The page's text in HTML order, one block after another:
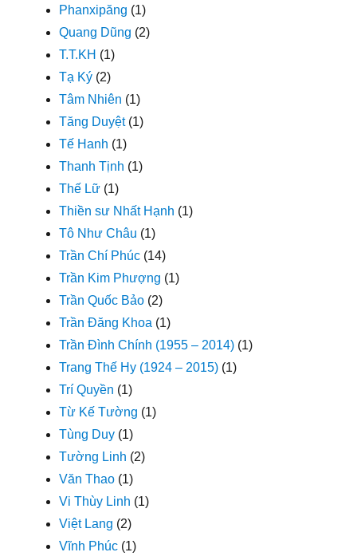
Phanxipăng (1)
Quang Dũng (2)
T.T.KH (1)
Tạ Ký (2)
Tâm Nhiên (1)
Tăng Duyệt(1)
Tế Hanh (1)
Thanh Tịnh (1)
Thế Lữ (1)
Thiền sư Nhất Hạnh (1)
Tô Như Châu (1)
Trần Chí Phúc (14)
Trần Kim Phượng (1)
Trần Quốc Bảo (2)
Trần Đăng Khoa (1)
Trần Đình Chính (1955 – 2014) (1)
Trang Thế Hy (1924 – 2015) (1)
Trí Quyền (1)
Từ Kế Tường (1)
Tùng Duy (1)
Tường Linh (2)
Văn Thao (1)
Vi Thùy Linh (1)
Việt Lang (2)
Vĩnh Phúc (1)